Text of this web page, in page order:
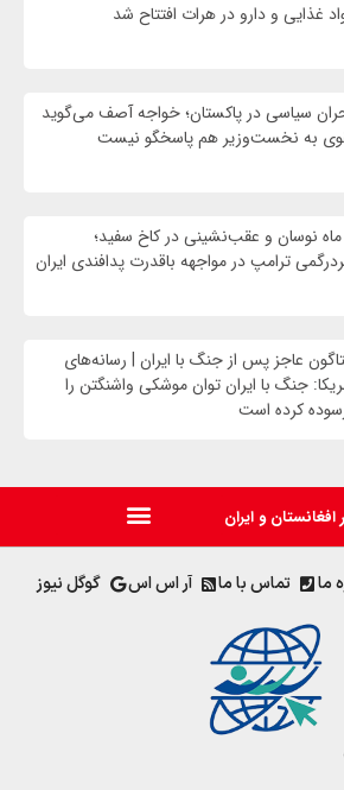
غذایی و دارو در هرات افتتاح شد
سیاسی در پاکستان؛ خواجه آصف می‌گوید
به نخست‌وزیر هم پاسخگو نیست
۵ ماه نوسان و عقب‌نشینی در کاخ سفید؛
ترامپ در مواجهه باقدرت پدافندی ایران
عاجز پس از جنگ با ایران | رسانه‌های
جنگ با ایران توان موشکی واشنگتن را
کرده است
افغانستان و ایران
ما تماس با ما آر اس اس گوگل نیوز